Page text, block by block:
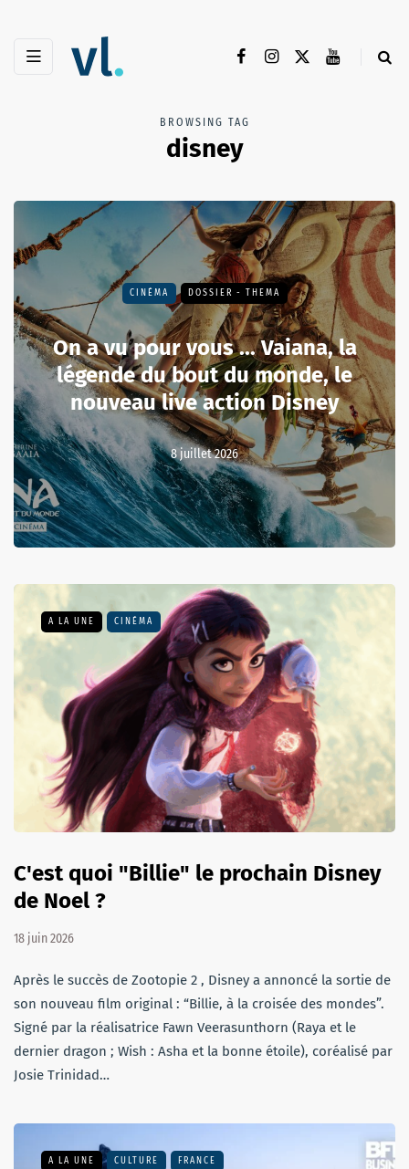
BROWSING TAG
disney
CINÉMA DOSSIER - THEMA
On a vu pour vous ... Vaiana, la
légende du bout du monde, le
nouveau live action Disney
8 juillet 2026
A LA UNE CINÉMA
C'est quoi "Billie" le prochain Disney
de Noel ?
18 juin 2026
Après le succès de Zootopie 2 , Disney a annoncé la sortie de
son nouveau film original : “Billie, à la croisée des mondes”.
Signé par la réalisatrice Fawn Veerasunthorn (Raya et le
dernier dragon ; Wish : Asha et la bonne étoile), coréalisé par
Josie Trinidad…
A LA UNE CULTURE FRANCE